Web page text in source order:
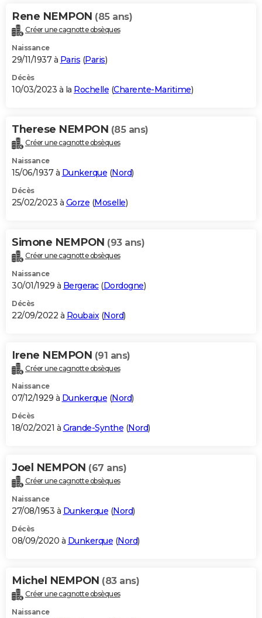
Carte de Noël
Carte Bonne année
Carte Saint-Valentin
Carte Pâques
Carte d'anniversaire
DICTIONNAIRE
Dictionnaire
Biographies
Citations
Expressions
Proverbes
PROGRAMME TV
S'inscrire
Se connecter
Lycées
Collèges
Primaires
Universités
Entreprises
Service militaire
Avis de recherche
AVIS DE DÉCÈS
Bricolage
Lifestyle
Culture
Sport
Auto
Television
Voyage
Cinema
Rene NEMPON (85 ans)
Créer une cagnotte obsèques
Naissance
29/11/1937 à Paris (Paris)
Décès
10/03/2023 à la Rochelle (Charente-Maritime)
Therese NEMPON (85 ans)
Créer une cagnotte obsèques
Naissance
15/06/1937 à Dunkerque (Nord)
Décès
25/02/2023 à Gorze (Moselle)
Simone NEMPON (93 ans)
Créer une cagnotte obsèques
Naissance
30/01/1929 à Bergerac(Dordogne)
Décès
22/09/2022 à Roubaix (Nord)
Irene NEMPON (91 ans)
Créer une cagnotte obsèques
Naissance
07/12/1929 à Dunkerque (Nord)
Décès
18/02/2021 à Grande-Synthe (Nord)
Joel NEMPON (67 ans)
Créer une cagnotte obsèques
Naissance
27/08/1953 à Dunkerque (Nord)
Décès
08/09/2020 à Dunkerque (Nord)
Michel NEMPON (83 ans)
Créer une cagnotte obsèques
Naissance